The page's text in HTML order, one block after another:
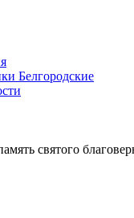
Белгородские